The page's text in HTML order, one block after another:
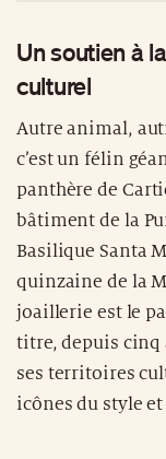
Un soutien à
culturel
Autre animal,
c’est un félin
panthère de
bâtiment de la
Basilique Santa
quinzaine de la
joaillerie est le
titre, depuis cinq
ses territoires
icônes du style